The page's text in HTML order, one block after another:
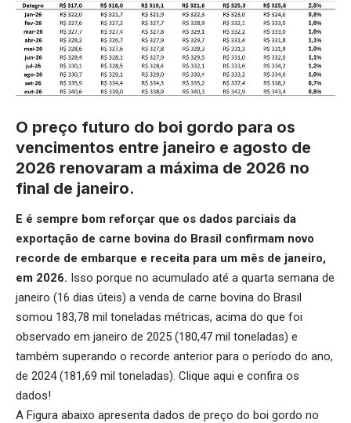
O preço futuro do boi gordo para os
vencimentos entre janeiro e agosto de
2026 renovaram a máxima de 2026 no
final de janeiro.
E é sempre bom reforçar que os dados parciais da
exportação de carne bovina do Brasil confirmam novo
recorde de embarque e receita para um mês de janeiro,
em 2026. Isso porque no acumulado até a quarta semana de
janeiro (16 dias úteis) a venda de carne bovina do Brasil
somou 183,78 mil toneladas métricas, acima do que foi
observado em janeiro de 2025 (180,47 mil toneladas) e
também superando o recorde anterior para o período do ano,
de 2024 (181,69 mil toneladas). Clique aqui e confira os
dados!
A Figura abaixo apresenta dados de preço do boi gordo no